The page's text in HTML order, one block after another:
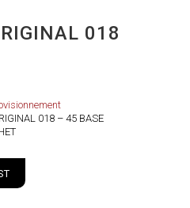
018
018 – 45 BASE